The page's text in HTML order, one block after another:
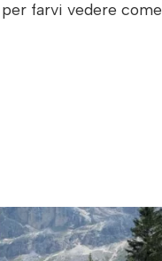
farvi vedere come